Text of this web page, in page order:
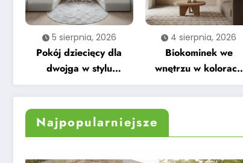
5 sierpnia, 2026
Pokój dziecięcy dla
dwojga w stylu
nowoczesnym –
praktyczne wskazówki
4 sierpnia, 2026
Biokominek we
wnętrzu w kolorach
ziemi – kompletny
przewodnik
Najpopularniejsze